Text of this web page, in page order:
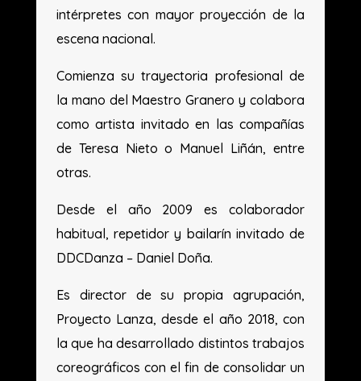
intérpretes con mayor proyección de la
escena nacional.
Comienza su trayectoria profesional de
la mano del Maestro Granero y colabora
como artista invitado en las compañías
de Teresa Nieto o Manuel Liñán, entre
otras.
Desde el año 2009 es colaborador
habitual, repetidor y bailarín invitado de
DDCDanza – Daniel Doña.
Es director de su propia agrupación,
Proyecto Lanza, desde el año 2018, con
la que ha desarrollado distintos trabajos
coreográficos con el fin de consolidar un